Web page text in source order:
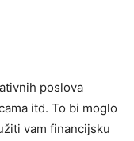
poslova
itd. To bi moglo
vam financijsku